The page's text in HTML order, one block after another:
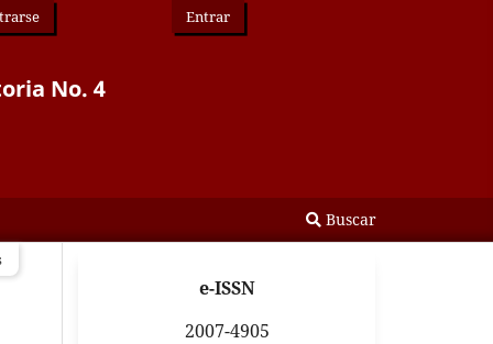
No. 4
Buscar
Entrar
e-ISSN
2007-4905